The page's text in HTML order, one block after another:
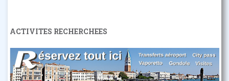
ACTIVITES RECHERCHEES